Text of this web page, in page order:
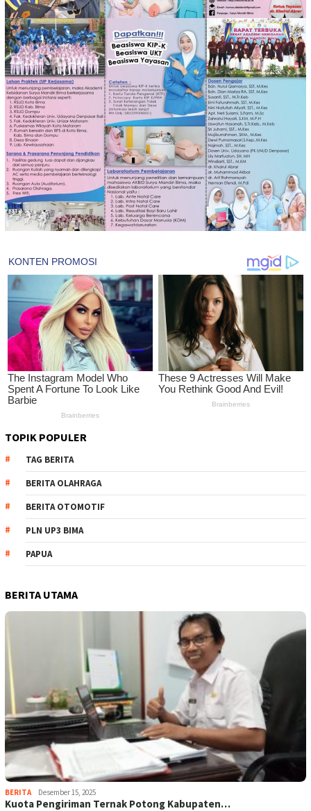
TOPIK POPULER
TAG BERITA
BERITA OLAHRAGA
BERITA OTOMOTIF
PLN UP3 BIMA
PAPUA
BERITA UTAMA
BERITA Desember 15, 2025
Kuota Pengiriman Ternak Potong Kabupaten…